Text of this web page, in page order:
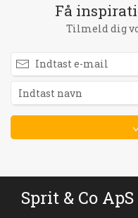
Få
Tilmeld dig
Sprit & Co ApS